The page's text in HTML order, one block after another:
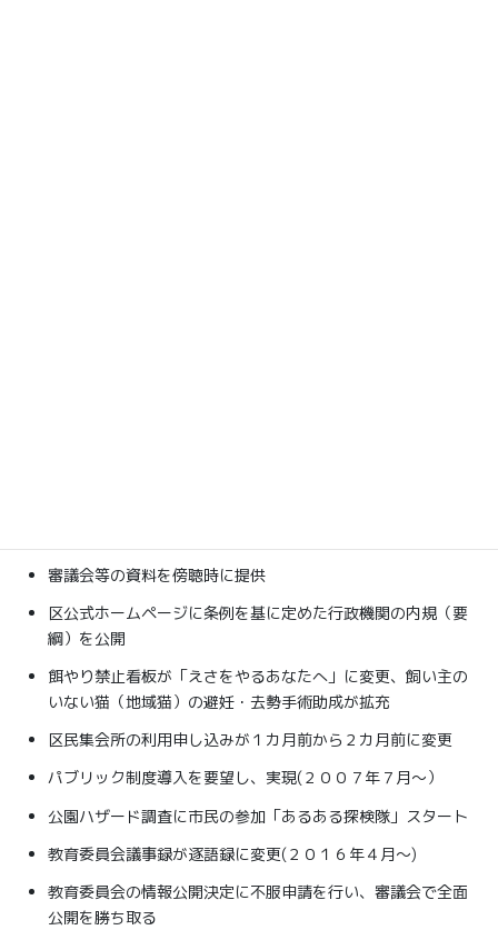
審議会等の資料を傍聴時に提供
区公式ホームページに条例を基に定めた行政機関の内規（要
綱）を公開
餌やり禁止看板が「えさをやるあなたへ」に変更、飼い主の
いない猫（地域猫）の避妊・去勢手術助成が拡充
区民集会所の利用申し込みが１カ月前から２カ月前に変更
パブリック制度導入を要望し、実現(２００７年７月～）
公園ハザード調査に市民の参加「あるある探検隊」スタート
教育委員会議事録が逐語録に変更(２０１６年４月～)
教育委員会の情報公開決定に不服申請を行い、審議会で全面
公開を勝ち取る